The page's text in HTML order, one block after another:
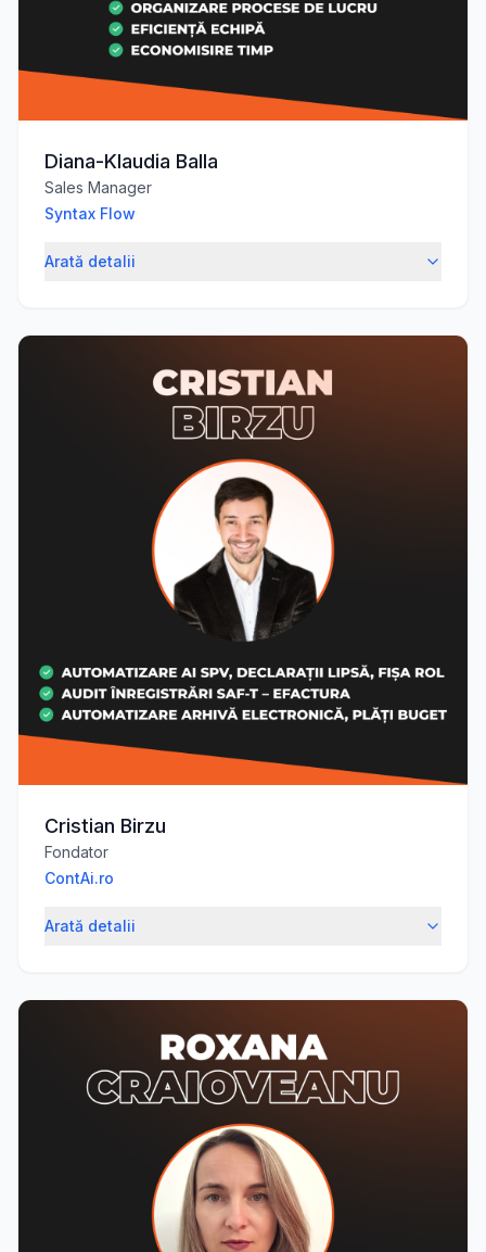
Diana-Klaudia Balla
Sales Manager
Syntax Flow
Arată detalii
Cristian Birzu
Fondator
ContAi.ro
Arată detalii